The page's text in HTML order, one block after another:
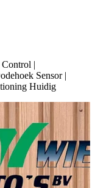
|
Sensor |
Huidig